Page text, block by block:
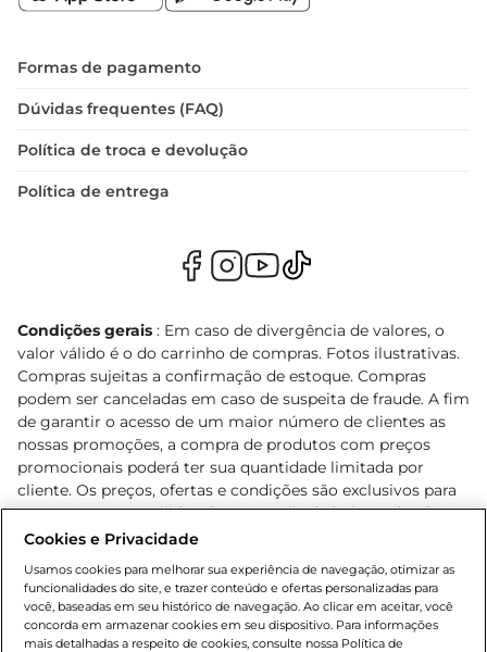
Formas de pagamento
Dúvidas frequentes (FAQ)
Política de troca e devolução
Política de entrega
Condições gerais : Em caso de divergência de valores, o
valor válido é o do carrinho de compras. Fotos ilustrativas.
Compras sujeitas a confirmação de estoque. Compras
podem ser canceladas em caso de suspeita de fraude. A fim
de garantir o acesso de um maior número de clientes as
nossas promoções, a compra de produtos com preços
promocionais poderá ter sua quantidade limitada por
cliente. Os preços, ofertas e condições são exclusivos para
o e-commerce e válidos durante o dia de hoje, podendo
sofrer alterações sem prévia notificação. Proibida a venda
Lei n.º 8069/90, art. 81, inciso II (Estatuto da Criança e do
Adolescente). Preços e condições exclusivos para o
www.bretas.com.br, podendo sofrer alterações sem aviso
Cookies e Privacidade
Usamos cookies para melhorar sua experiência de navegação, otimizar as
funcionalidades do site, e trazer conteúdo e ofertas personalizadas para
você, baseadas em seu histórico de navegação. Ao clicar em aceitar, você
concorda em armazenar cookies em seu dispositivo. Para informações
mais detalhadas a respeito de cookies, consulte nossa Política de